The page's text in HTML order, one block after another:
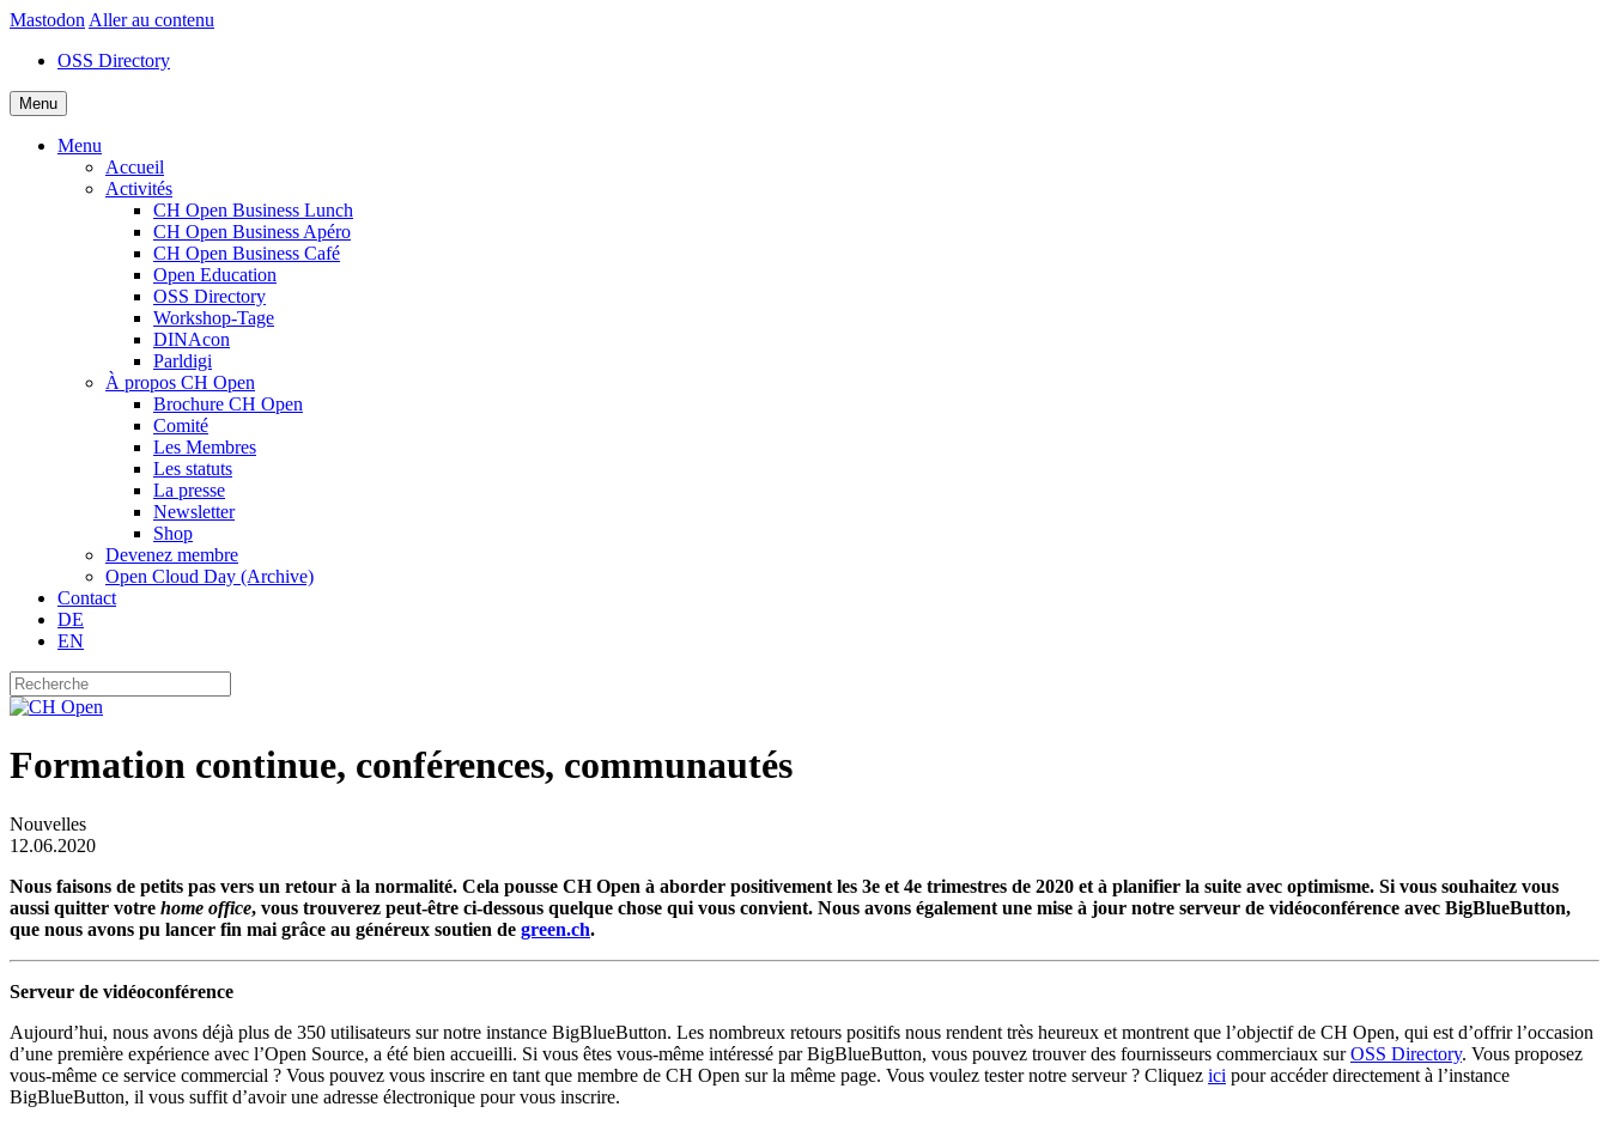
Mastodon Aller au contenu
OSS Directory
Menu
Menu
Accueil
Activités
CH Open Business Lunch
CH Open Business Apéro
CH Open Business Café
Open Education
OSS Directory
Workshop-Tage
DINAcon
Parldigi
À propos CH Open
Brochure CH Open
Comité
Les Membres
Les statuts
La presse
Newsletter
Shop
Devenez membre
Open Cloud Day (Archive)
Contact
DE
EN
Formation continue, conférences, communautés
Nouvelles
12.06.2020
Nous faisons de petits pas vers un retour à la normalité. Cela pousse CH Open à aborder positivement les 3e et 4e trimestres de 2020 et à planifier la suite avec optimisme. Si vous souhaitez vous
aussi quitter votre home office, vous trouverez peut-être ci-dessous quelque chose qui vous convient. Nous avons également une mise à jour notre serveur de vidéoconférence avec BigBlueButton,
que nous avons pu lancer fin mai grâce au généreux soutien de green.ch.
Serveur de vidéoconférence
Aujourd’hui, nous avons déjà plus de 350 utilisateurs sur notre instance BigBlueButton. Les nombreux retours positifs nous rendent très heureux et montrent que l’objectif de CH Open, qui est d’offrir l’occasion
d’une première expérience avec l’Open Source, a été bien accueilli. Si vous êtes vous-même intéressé par BigBlueButton, vous pouvez trouver des fournisseurs commerciaux surOSS Directory. Vous proposez
vous-même ce service commercial ? Vous pouvez vous inscrire en tant que membre de CH Open sur la même page. Vous voulez tester notre serveur ? Cliquez ici pour accéder directement à l’instance
BigBlueButton, il vous suffit d’avoir une adresse électronique pour vous inscrire.